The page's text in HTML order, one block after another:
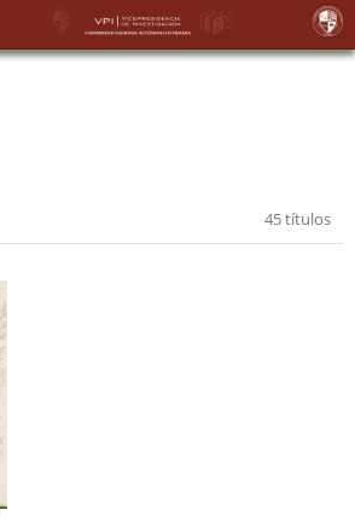
45 títulos